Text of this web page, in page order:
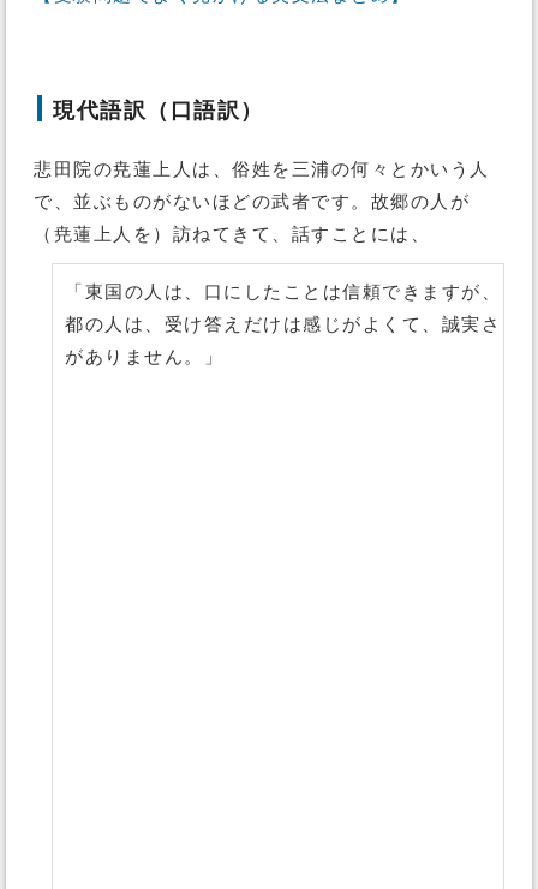
現代語訳（口語訳）
悲田院の尭蓮上人は、俗姓を三浦の何々とかいう人
で、並ぶものがないほどの武者です。故郷の人が
（尭蓮上人を）訪ねてきて、話すことには、
「東国の人は、口にしたことは信頼できますが、
都の人は、受け答えだけは感じがよくて、誠実さ
がありません。」